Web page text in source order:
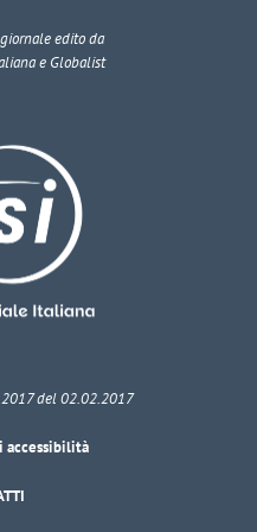
edito da
e Globalist
del 02.02.2017
accessibilità